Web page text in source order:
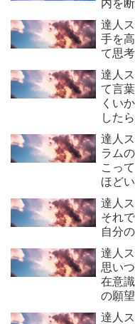
内を
達人
手を
て思
達人
て言
くい
した
達人
ラム
こっ
ほど
達人
それ
自分
達人
思い
在意
の願
達人